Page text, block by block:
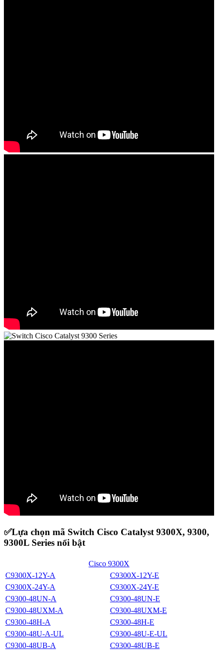
✅Lựa chọn mã Switch Cisco Catalyst 9300X, 9300,
9300L Series nổi bật
Cisco 9300X
C9300X-12Y-A
C9300X-12Y-E
C9300X-24Y-A
C9300X-24Y-E
C9300-48UN-A
C9300-48UN-E
C9300-48UXM-A
C9300-48UXM-E
C9300-48H-A
C9300-48H-E
C9300-48U-A-UL
C9300-48U-E-UL
C9300-48UB-A
C9300-48UB-E